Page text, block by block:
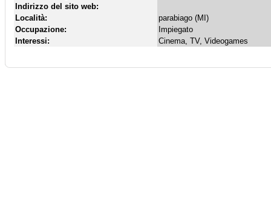
Indirizzo del sito web:
Località:
parabiago (MI)
Occupazione:
Impiegato
Interessi:
Cinema, TV, Videogames